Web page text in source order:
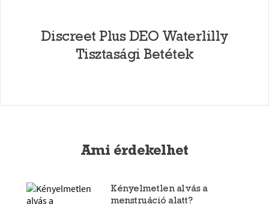
Discreet Plus DEO Waterlilly
Tisztasági Betétek
Ami érdekelhet
Kényelmetlen alvás a
menstruáció alatt?